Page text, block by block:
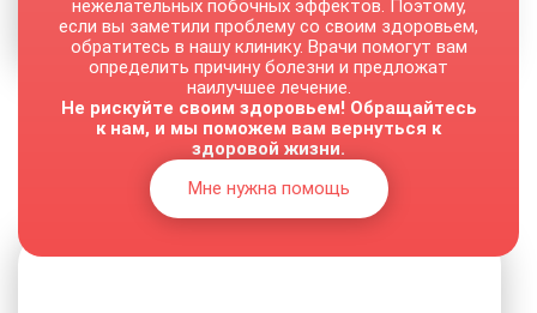
От 3000 руб.
нежелательных побочных эффектов. Поэтому,
если вы заметили проблему со своим здоровьем,
обратитесь в нашу клинику. Врачи помогут вам
определить причину болезни и предложат
наилучшее лечение.
Не рискуйте своим здоровьем! Обращайтесь
к нам, и мы поможем вам вернуться к
здоровой жизни.
Мне нужна помощь